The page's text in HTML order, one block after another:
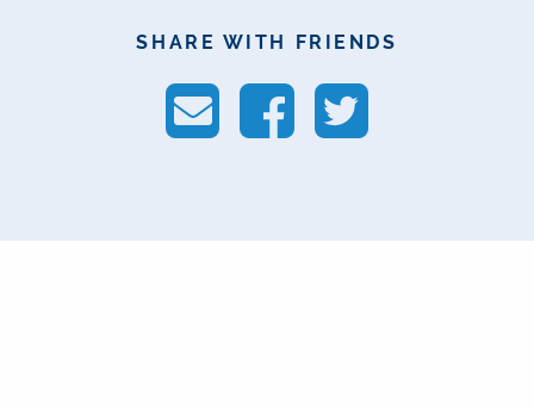
SHARE WITH FRIENDS